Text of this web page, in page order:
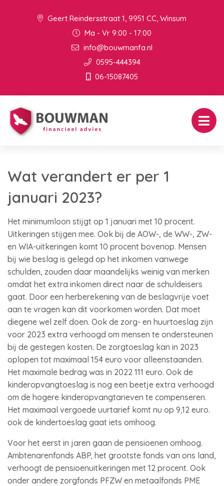
Geert Reindersstraat 1, 9951 CC, Winsum
Ma - Vr 9:00 - 17:00
info@bouwmanfa.nl
0595-444394
06-15087405
Wat verandert er per 1
januari 2023?
Het minimumloon stijgt op 1 januari met 10 procent.
Uitkeringen stijgen mee. Ook bij de AOW-, de WW-, ZW-
en WIA-uitkeringen komt 10 procent bovenop. Mensen
bij wie beslag is gelegd op het inkomen vanwege
schulden, zouden daar maandelijks weinig van merken
omdat het extra inkomen direct naar de schuldeisers
gaat. Door een herberekening van de beslagvrije voet
aan te vragen kan dit voorkomen worden. Dat moet
diegene wel zelf doen. Ook de zorg- en huurtoeslag zijn
voor 2023 extra verhoogd om mensen te ondersteunen
bij de gestegen kosten. De zorgtoeslag kan in 2023
oplopen tot maximaal 154 euro voor alleenstaanden.
Het maximale bedrag was in 2022 111 euro. Ook de
kinderopvangtoeslag is nog een beetje extra verhoogd
om de hogere kinderopvangtarieven te compenseren.
Het maximaal vergoede uurtarief komt nu op 9,12 euro.
ook de kindertoeslag gaat iets omhoog.
Voor het eerst in jaren gaan de pensioenen omhoog.
Ambtenarenfonds ABP, het grootste fonds van ons land,
verhoogt de pensioenuitkeringen met 12 procent. Ook
onder andere zorgfonds PFZW en metaalfonds PME